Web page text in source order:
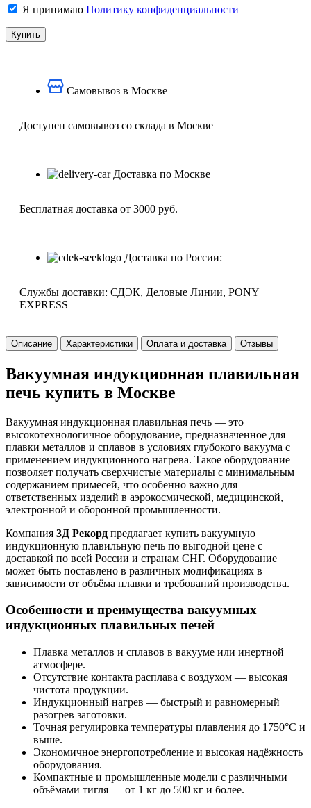
Я принимаю Политику конфиденциальности
Самовывоз в Москве
Доступен самовывоз со склада в Москве
Доставка по Москве
Бесплатная доставка от 3000 руб.
Доставка по России:
Службы доставки: СДЭК, Деловые Линии, PONY
EXPRESS
Описание Характеристики Оплата и доставка Отзывы
Вакуумная индукционная плавильная
печь купить в Москве
Вакуумная индукционная плавильная печь — это
высокотехнологичное оборудование, предназначенное для
плавки металлов и сплавов в условиях глубокого вакуума с
применением индукционного нагрева. Такое оборудование
позволяет получать сверхчистые материалы с минимальным
содержанием примесей, что особенно важно для
ответственных изделий в аэрокосмической, медицинской,
электронной и оборонной промышленности.
Компания 3Д Рекорд предлагает купить вакуумную
индукционную плавильную печь по выгодной цене с
доставкой по всей России и странам СНГ. Оборудование
может быть поставлено в различных модификациях в
зависимости от объёма плавки и требований производства.
Особенности и преимущества вакуумных
индукционных плавильных печей
Плавка металлов и сплавов в вакууме или инертной
атмосфере.
Отсутствие контакта расплава с воздухом — высокая
чистота продукции.
Индукционный нагрев — быстрый и равномерный
разогрев заготовки.
Точная регулировка температуры плавления до 1750°C и
выше.
Экономичное энергопотребление и высокая надёжность
оборудования.
Компактные и промышленные модели с различными
объёмами тигля — от 1 кг до 500 кг и более.